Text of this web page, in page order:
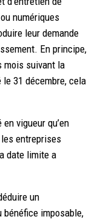
numériques
leur demande
En principe,
mois suivant la
31 décembre, cela
vigueur qu’en
entreprises
date limite a
un
bénéfice imposable,